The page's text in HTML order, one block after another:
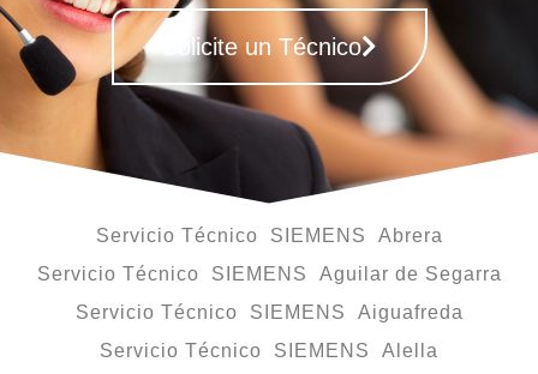
Solicite un Técnico
Servicio Técnico SIEMENS Abrera
Servicio Técnico SIEMENS Aguilar de Segarra
Servicio Técnico SIEMENS Aiguafreda
Servicio Técnico SIEMENS Alella